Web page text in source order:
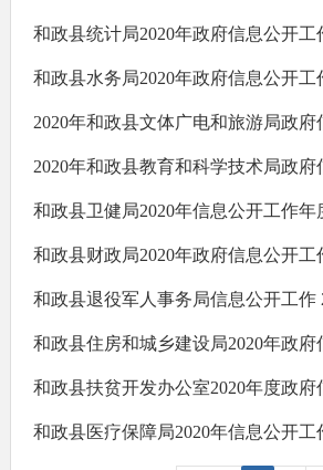
和政县统计局2020年政府信息公开工
和政县水务局2020年政府信息公开工
2020年和政县文体广电和旅游局政
2020年和政县教育和科学技术局政
和政县卫健局2020年信息公开工作年
和政县财政局2020年政府信息公开工
和政县退役军人事务局信息公开工作
和政县住房和城乡建设局2020年政
和政县扶贫开发办公室2020年度政
和政县医疗保障局2020年信息公开工